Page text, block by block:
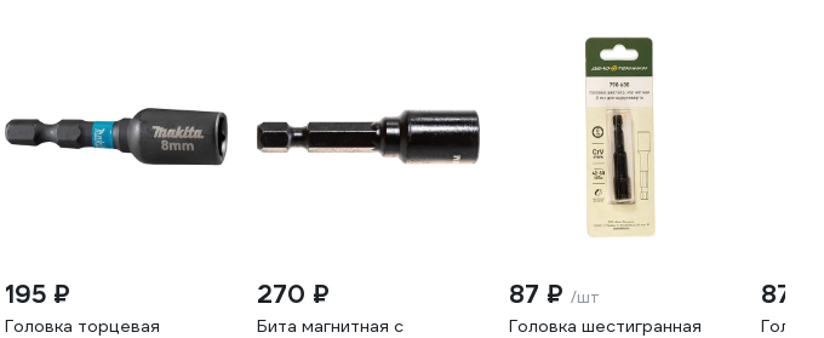
195 ₽
Головка торцевая
270 ₽
Бита магнитная с
87 ₽ /шт
Головка шестигранная
87 ₽